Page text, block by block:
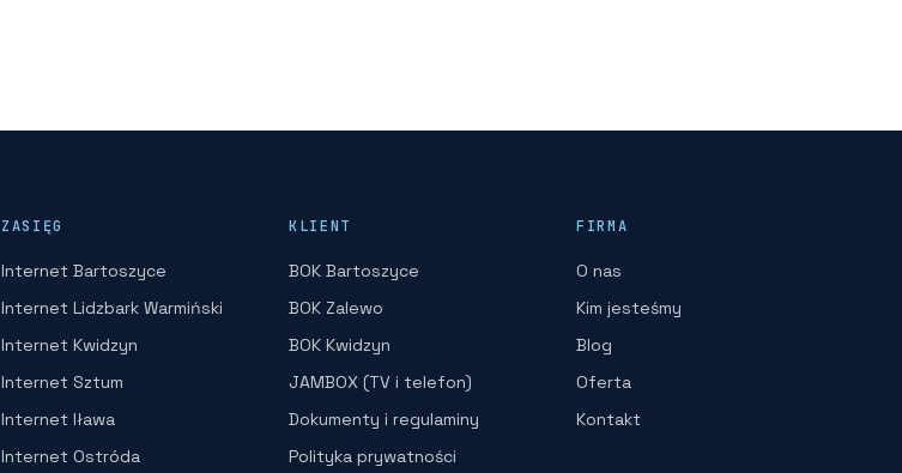
ZASIĘG
Internet Bartoszyce
Internet Lidzbark Warmiński
Internet Kwidzyn
Internet Sztum
Internet Iława
Internet Ostróda
KLIENT
BOK Bartoszyce
BOK Zalewo
BOK Kwidzyn
JAMBOX (TV i telefon)
Dokumenty i regulaminy
Polityka prywatności
FIRMA
O nas
Kim jesteśmy
Blog
Oferta
Kontakt